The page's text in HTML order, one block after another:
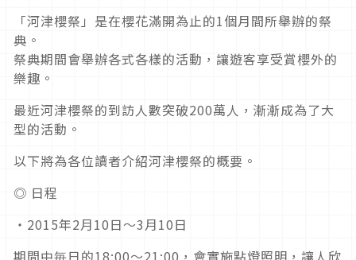
「河津櫻祭」是在櫻花滿開為止的1個月間所舉辦的祭
典。
祭典期間會舉辦各式各樣的活動，讓遊客享受賞櫻外的
樂趣。
最近河津櫻祭的到訪人數突破200萬人，漸漸成為了大
型的活動。
以下將為各位讀者介紹河津櫻祭的概要。
◎ 日程
・2015年2月10日～3月10日